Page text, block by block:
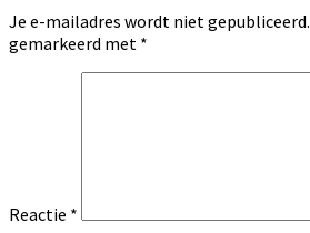
Je e-mailadres wordt niet gepubliceerd.
gemarkeerd met *
Reactie *